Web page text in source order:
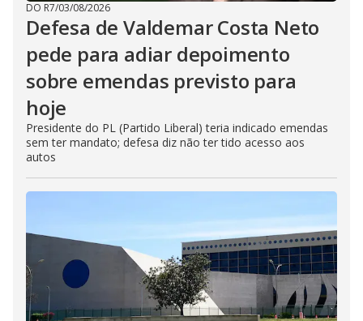
DO R7/03/08/2026
Defesa de Valdemar Costa Neto
pede para adiar depoimento
sobre emendas previsto para
hoje
Presidente do PL (Partido Liberal) teria indicado emendas
sem ter mandato; defesa diz não ter tido acesso aos
autos